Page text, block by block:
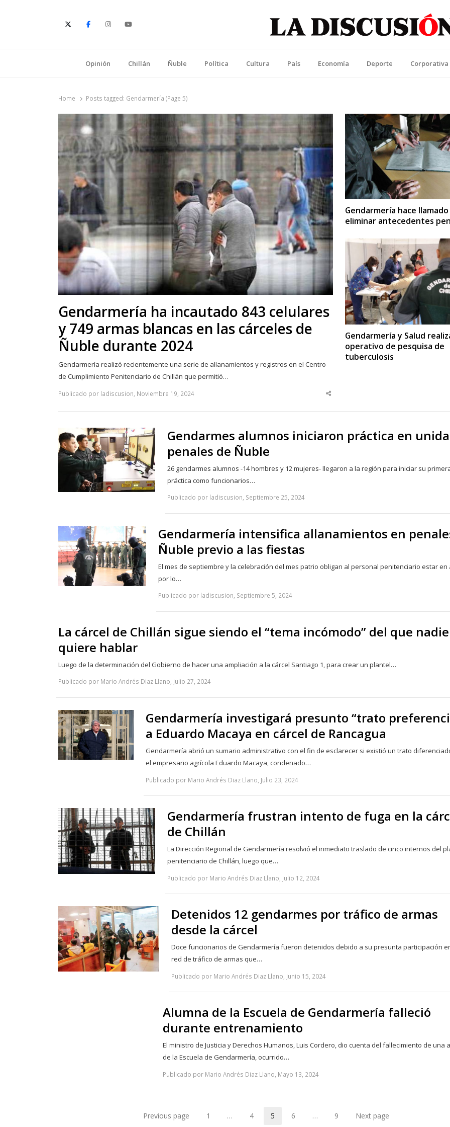
Opinión Chillán Ñuble Política Cultura País Economía Deporte Corporativa
Home Posts tagged: Gendarmería (Page 5)
Gendarmería ha incautado 843 celulares
y 749 armas blancas en las cárceles de
Ñuble durante 2024
Gendarmería realizó recientemente una serie de allanamientos y registros en el Centro
de Cumplimiento Penitenciario de Chillán que permitió…
Publicado por ladiscusion, Noviembre 19, 2024
Share
Gendarmería hace llamado
eliminar antecedentes
Gendarmería y Salud
operativo de pesquisa de
tuberculosis
Gendarmes alumnos iniciaron práctica en
penales de Ñuble
26 gendarmes alumnos -14 hombres y 12 mujeres- llegaron a la región para iniciar su
práctica como funcionarios…
Publicado por ladiscusion, Septiembre 25, 2024
Gendarmería intensifica allanamientos en
Ñuble previo a las fiestas
El mes de septiembre y la celebración del mes patrio obligan al personal penitenciario estar en
por lo…
Publicado por ladiscusion, Septiembre 5, 2024
La cárcel de Chillán sigue siendo el “tema incómodo” del que nadie
quiere hablar
Luego de la determinación del Gobierno de hacer una ampliación a la cárcel Santiago 1, para crear un plantel…
Publicado por Mario Andrés Diaz Llano, Julio 27, 2024
Gendarmería investigará presunto “trato
a Eduardo Macaya en cárcel de Rancagua
Gendarmería abrió un sumario administrativo con el fin de esclarecer si existió un trato
el empresario agrícola Eduardo Macaya, condenado…
Publicado por Mario Andrés Diaz Llano, Julio 23, 2024
Gendarmería frustran intento de fuga en la
de Chillán
La Dirección Regional de Gendarmería resolvió el inmediato traslado de cinco internos del
penitenciario de Chillán, luego que…
Publicado por Mario Andrés Diaz Llano, Julio 12, 2024
Detenidos 12 gendarmes por tráfico de armas
desde la cárcel
Doce funcionarios de Gendarmería fueron detenidos debido a su presunta participación
red de tráfico de armas que…
Publicado por Mario Andrés Diaz Llano, Junio 15, 2024
Alumna de la Escuela de Gendarmería falleció
durante entrenamiento
El ministro de Justicia y Derechos Humanos, Luis Cordero, dio cuenta del fallecimiento de una
de la Escuela de Gendarmería, ocurrido…
Publicado por Mario Andrés Diaz Llano, Mayo 13, 2024
Previous page Page
1 … Page
4 Page
5 Page
6 … Page
9 Next page